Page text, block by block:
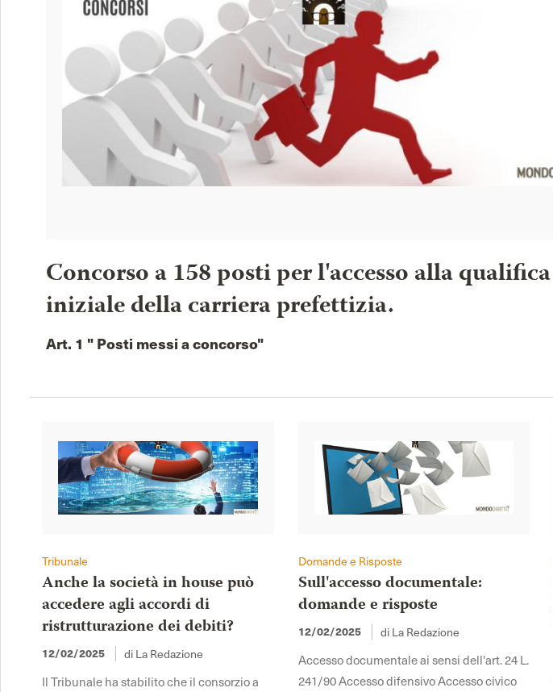
Concorso a 158 posti per l'accesso alla qualifica
iniziale della carriera prefettizia.
Art. 1 " Posti messi a concorso"
Tribunale
Anche la società in house può
accedere agli accordi di
ristrutturazione dei debiti?
12/02/2025 di La Redazione
Il Tribunale ha stabilito che il consorzio a
Domande e Risposte
Sull'accesso documentale:
domande e risposte
12/02/2025 di La Redazione
Accesso documentale ai sensi dell'art. 24 L.
241/90 Accesso difensivo Accesso civico